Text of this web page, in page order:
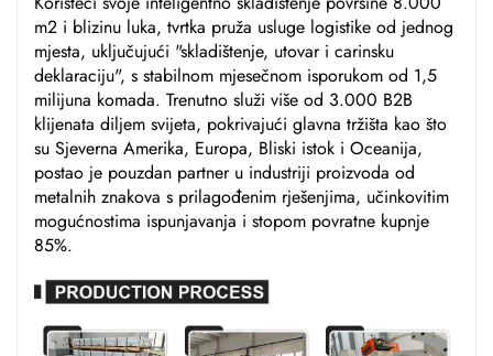
m2 i blizinu luka, tvrtka pruža usluge logistike od jednog
mjesta, uključujući "skladištenje, utovar i carinsku
deklaraciju", s stabilnom mjesečnom isporukom od 1,5
milijuna komada. Trenutno služi više od 3.000 B2B
klijenata diljem svijeta, pokrivajući glavna tržišta kao što
su Sjeverna Amerika, Europa, Bliski istok i Oceanija,
postao je pouzdan partner u industriji proizvoda od
metalnih znakova s prilagođenim rješenjima, učinkovitim
mogućnostima ispunjavanja i stopom povratne kupnje
85%.